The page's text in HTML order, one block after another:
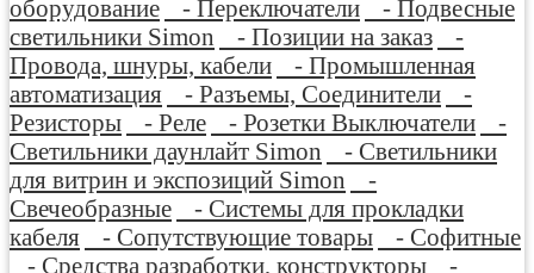
оборудование
- Переключатели
- Подвесные
светильники Simon
- Позиции на заказ
-
Провода, шнуры, кабели
- Промышленная
автоматизация
- Разъемы, Соединители
-
Резисторы
- Реле - Розетки Выключатели
-
Светильники даунлайт Simon
- Светильники
для витрин и экспозиций Simon
-
Свечеобразные
- Системы для прокладки
кабеля
- Сопутствующие товары
- Софитные
- Средства разработки, конструкторы
-